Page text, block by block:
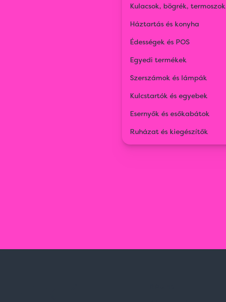
Kulacsok, bögrék, termoszok
Háztartás és konyha
Édességek és POS
Egyedi termékek
Szerszámok és lámpák
Kulcstartók és egyebek
Esernyők és esőkabátok
Ruházat és kiegészítők